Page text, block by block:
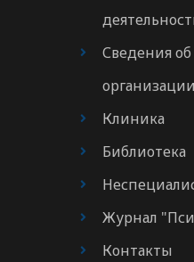
Сведения об
организации
Клиника
Библиотека
Журнал
Контакты